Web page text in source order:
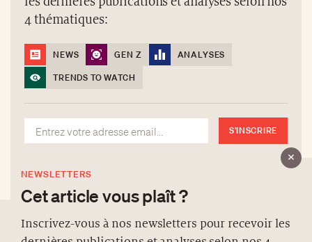
4 thématiques:
NEWS GEN Z
ANALYSES
TRENDS TO WATCH
S'INSCRIRE
NEWSLETTERS
Cet article vous plaît ?
Inscrivez-vous à nos newsletters pour recevoir les